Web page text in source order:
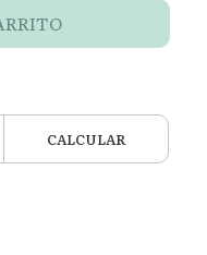
CALCULAR